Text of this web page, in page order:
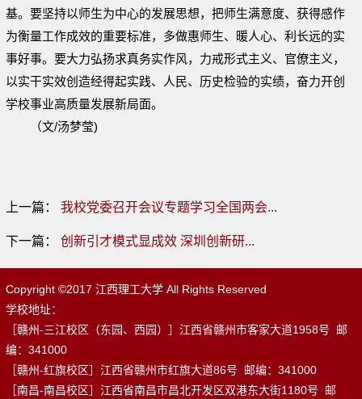
基。要坚持以师生为中心的发展思想，把师生满意度、获得感作
为衡量工作成效的重要标准，多做惠师生、暖人心、利长远的实
事好事。要大力弘扬求真务实作风，力戒形式主义、官僚主义，
以实干实效创造经得起实践、人民、历史检验的实绩，奋力开创
学校事业高质量发展新局面。
（文/汤梦莹)
上一篇： 我校党委召开会议专题学习全国两会...
下一篇： 创新引才模式显成效 深圳创新研...
Copyright ©2017 江西理工大学 All Rights Reserved
学校地址：
［赣州-三江校区（东园、西园）］江西省赣州市客家大道1958号 邮
编：341000
［赣州-红旗校区］江西省赣州市红旗大道86号 邮编：341000
［南昌-南昌校区］江西省南昌市昌北开发区双港东大街1180号 邮